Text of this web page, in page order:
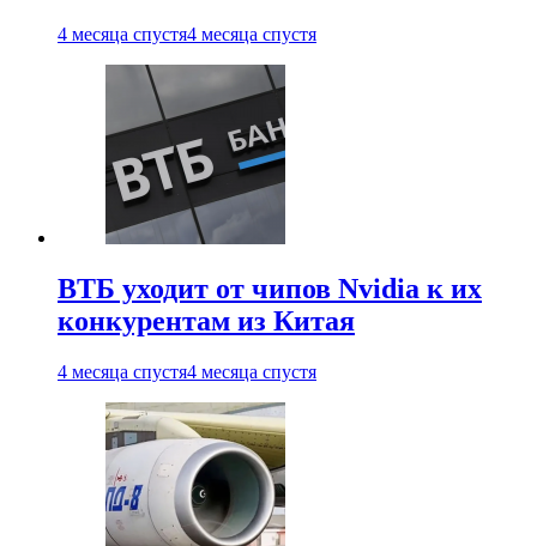
4 месяца спустя4 месяца спустя
ВТБ уходит от чипов Nvidia к их
конкурентам из Китая
4 месяца спустя4 месяца спустя